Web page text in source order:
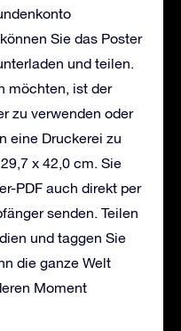
Sie das Poster
und teilen.
möchten, ist der
zu verwenden oder
eine Druckerei zu
x 42,0 cm. Sie
PDF auch direkt per
senden. Teilen
und taggen Sie
die ganze Welt
Moment